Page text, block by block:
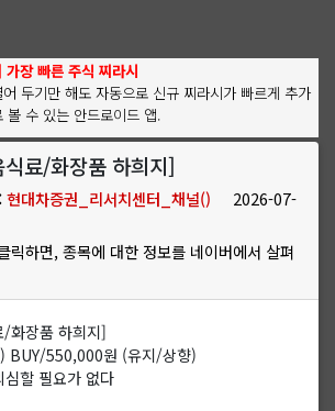
장 빠른 주식 찌라시
두기만 해도 자동으로 신규 찌라시가 빠르게 추가
볼 수 있는 안드로이드 앱.
료/화장품 하희지]
현대차증권_리서치센터_채널() 2026-07-
하면, 종목에 대한 정보를 네이버에서 살펴
화장품 하희지]
BUY/550,000원 (유지/상향)
할 필요가 없다